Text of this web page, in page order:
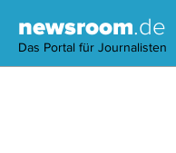
newsroom.de
Das Portal für Journalisten